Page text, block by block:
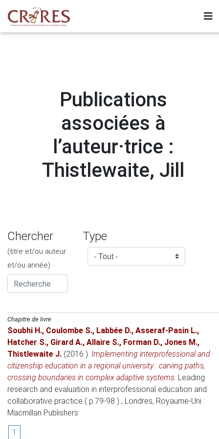
Publications
associées à
l’auteur·trice :
Thistlewaite, Jill
Chercher
(titre et/ou auteur
et/ou année)
Type
Chapitre de livre
Soubhi H., Coulombe S., Labbée D., Asseraf-Pasin L.,
Hatcher S., Girard A., Allaire S., Forman D., Jones M.,
Thistlewaite J. (2016 ). Implementing interprofessional and
citizenship education in a regional university : carving paths,
crossing boundaries in complex adaptive systems. Leading
research and evaluation in interprofessional education and
collaborative practice ( p.79-98 ) , Londres, Royaume-Uni :
Macmillan Publishers
1